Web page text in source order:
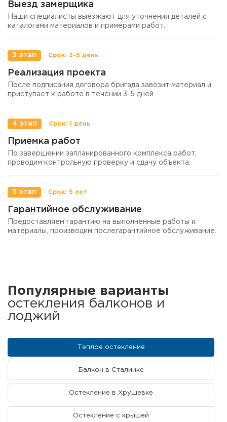
Выезд замерщика
Наши специалисты выезжают для уточнения деталей с
каталогами материалов и примерами работ.
3 этап
Реализация проекта
После подписания договора бригада завозит материал и
приступает к работе в течении 3-5 дней.
4 этап
Приемка работ
По завершении запланированного комплекса работ,
проводим контрольную проверку и сдачу объекта.
5 этап
Гарантийное обслуживание
Предоставляем гарантию на выполненные работы и
материалы, производим послегарантийное обслуживание.
Популярные варианты
остекления балконов и
лоджий
Теплое остекление
Балкон в Сталинке
Остекление в Хрущевке
Остекление с крышей